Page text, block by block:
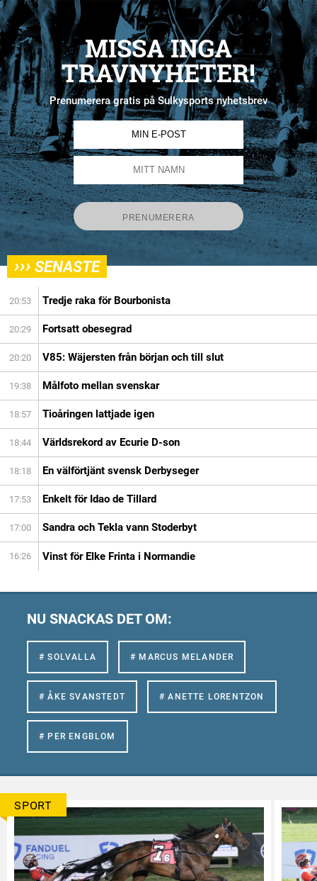
MISSA INGA
TRAVNYHETER!
Prenumerera gratis på Sulkysports nyhetsbrev
››› SENASTE
20:53 Tredje raka för Bourbonista
20:29 Fortsatt obesegrad
20:20 V85: Wäjersten från början och till slut
19:38 Målfoto mellan svenskar
18:57 Tioåringen lattjade igen
18:44 Världsrekord av Ecurie D-son
18:18 En välförtjänt svensk Derbyseger
17:53 Enkelt för Idao de Tillard
17:00 Sandra och Tekla vann Stoderbyt
16:26 Vinst för Elke Frinta i Normandie
NU SNACKAS DET OM:
# SOLVALLA # MARCUS MELANDER
# ÅKE SVANSTEDT # ANETTE LORENTZON
# PER ENGBLOM
SPORT